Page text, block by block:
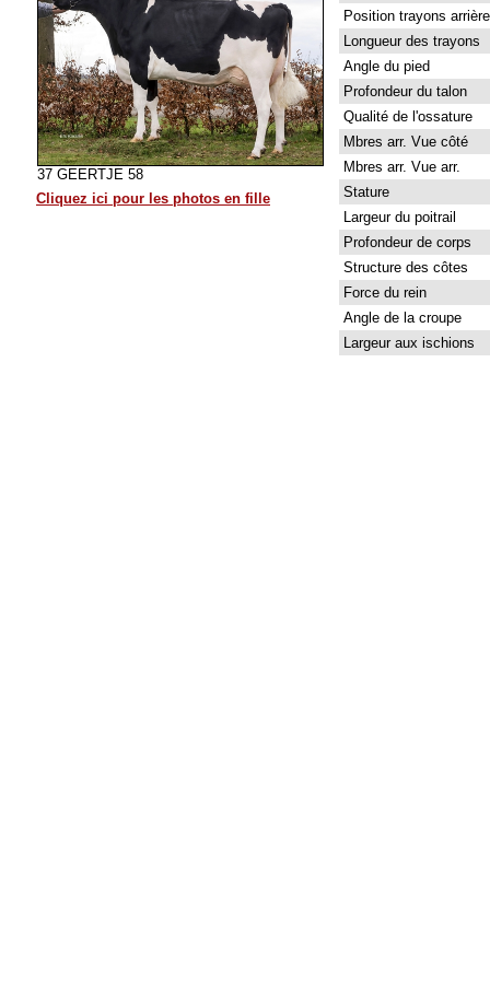
37 GEERTJE 58
Cliquez ici pour les photos en fille
Position trayons arrière
Longueur des trayons
Angle du pied
Profondeur du talon
Qualité de l'ossature
Mbres arr. Vue côté
Mbres arr. Vue arr.
Stature
Largeur du poitrail
Profondeur de corps
Structure des côtes
Force du rein
Angle de la croupe
Largeur aux ischions